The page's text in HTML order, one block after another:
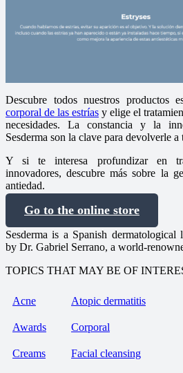
Descubre todos nuestros productos
corporal de las estrías y elige el
necesidades. La constancia y la
Sesderma son la clave para devolverle
Y si te interesa profundizar en
innovadores, descubre más sobre la
antiedad.
Go to the online store
Sesderma is a Spanish
by Dr. Gabriel Serrano, a world-
TOPICS THAT MAY BE OF
Acne Atopic dermatitis
Awards Corporal
Creams Facial cleansing